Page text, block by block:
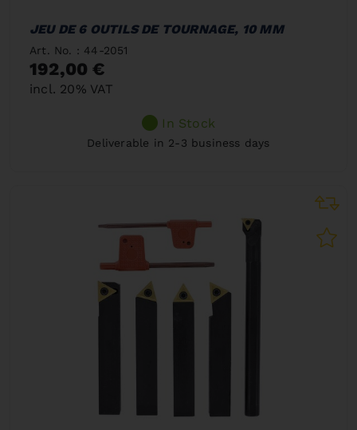
JEU DE 6 OUTILS DE TOURNAGE, 10 MM
Art. No. : 44-2051
192,00 €
incl. 20% VAT
In Stock
Deliverable in 2-3 business days